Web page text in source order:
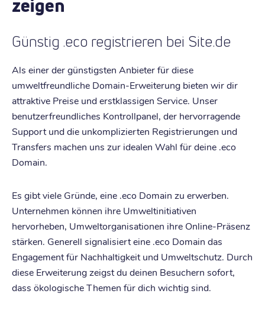
zeigen
Günstig .eco registrieren bei Site.de
Als einer der günstigsten Anbieter für diese
umweltfreundliche Domain-Erweiterung bieten wir dir
attraktive Preise und erstklassigen Service. Unser
benutzerfreundliches Kontrollpanel, der hervorragende
Support und die unkomplizierten Registrierungen und
Transfers machen uns zur idealen Wahl für deine .eco
Domain.
Es gibt viele Gründe, eine .eco Domain zu erwerben.
Unternehmen können ihre Umweltinitiativen
hervorheben, Umweltorganisationen ihre Online-Präsenz
stärken. Generell signalisiert eine .eco Domain das
Engagement für Nachhaltigkeit und Umweltschutz. Durch
diese Erweiterung zeigst du deinen Besuchern sofort,
dass ökologische Themen für dich wichtig sind.